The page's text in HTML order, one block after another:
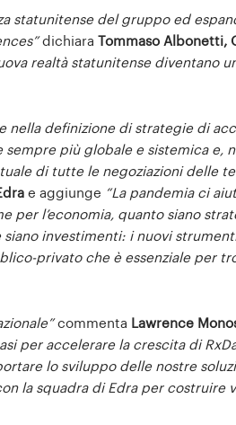
statunitense del gruppo ed
dichiara Tommaso Albonetti,
realtà statunitense diventano
nella definizione di strategie di
più globale e sistemica e,
di tutte le negoziazioni delle
e aggiunge “La pandemia ci
per l’economia, quanto siano
siano investimenti: i nuovi
privato che è essenziale per
commenta Lawrence
per accelerare la crescita di
lo sviluppo delle nostre
la squadra di Edra per costruire